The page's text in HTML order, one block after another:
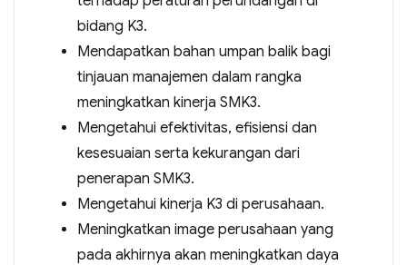
bidang K3.
Mendapatkan bahan umpan balik bagi
tinjauan manajemen dalam rangka
meningkatkan kinerja SMK3.
Mengetahui efektivitas, efisiensi dan
kesesuaian serta kekurangan dari
penerapan SMK3.
Mengetahui kinerja K3 di perusahaan.
Meningkatkan image perusahaan yang
pada akhirnya akan meningkatkan daya